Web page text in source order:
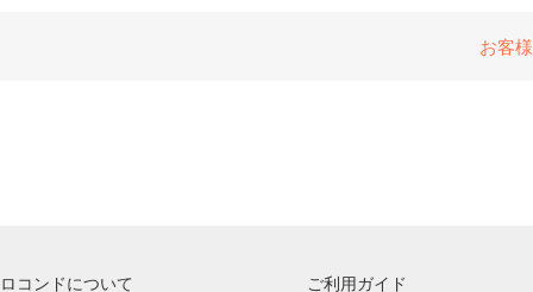
お客
ロコンドについて ご利用ガイド